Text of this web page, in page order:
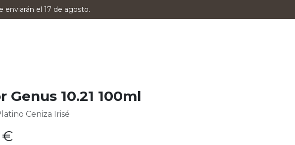
enviarán el 17 de agosto.
Genus 10.21 100ml
Ceniza Irisé
€